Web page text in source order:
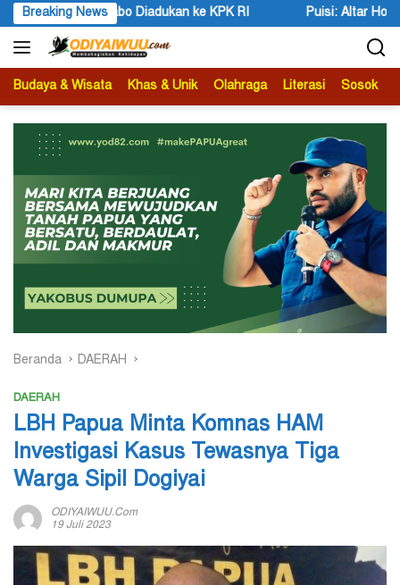
Langsung
ke
konten
Breaking News
ke KPK RI Puisi: Altar Honai, Negara Suci, dan
Budaya & Wisata Khas & Unik Olahraga Literasi Sosok
Beranda DAERAH
DAERAH
LBH Papua Minta Komnas HAM
Investigasi Kasus Tewasnya Tiga
Warga Sipil Dogiyai
ODIYAIWUU.com
19 Juli 2023